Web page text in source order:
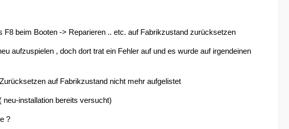
beim Booten -> Reparieren .. etc. auf Fabrikzustand zurücksetzen
aufzuspielen , doch dort trat ein Fehler auf und es wurde auf irgendeinen
auf Fabrikzustand nicht mehr aufgelistet
installation bereits versucht)
?